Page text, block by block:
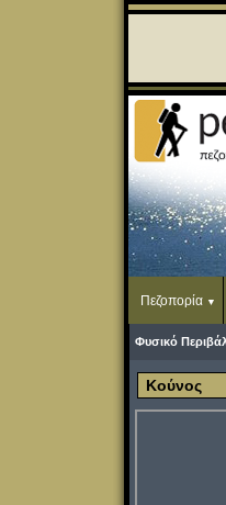
Πεζοπορία
Φυσικό
Κούνος